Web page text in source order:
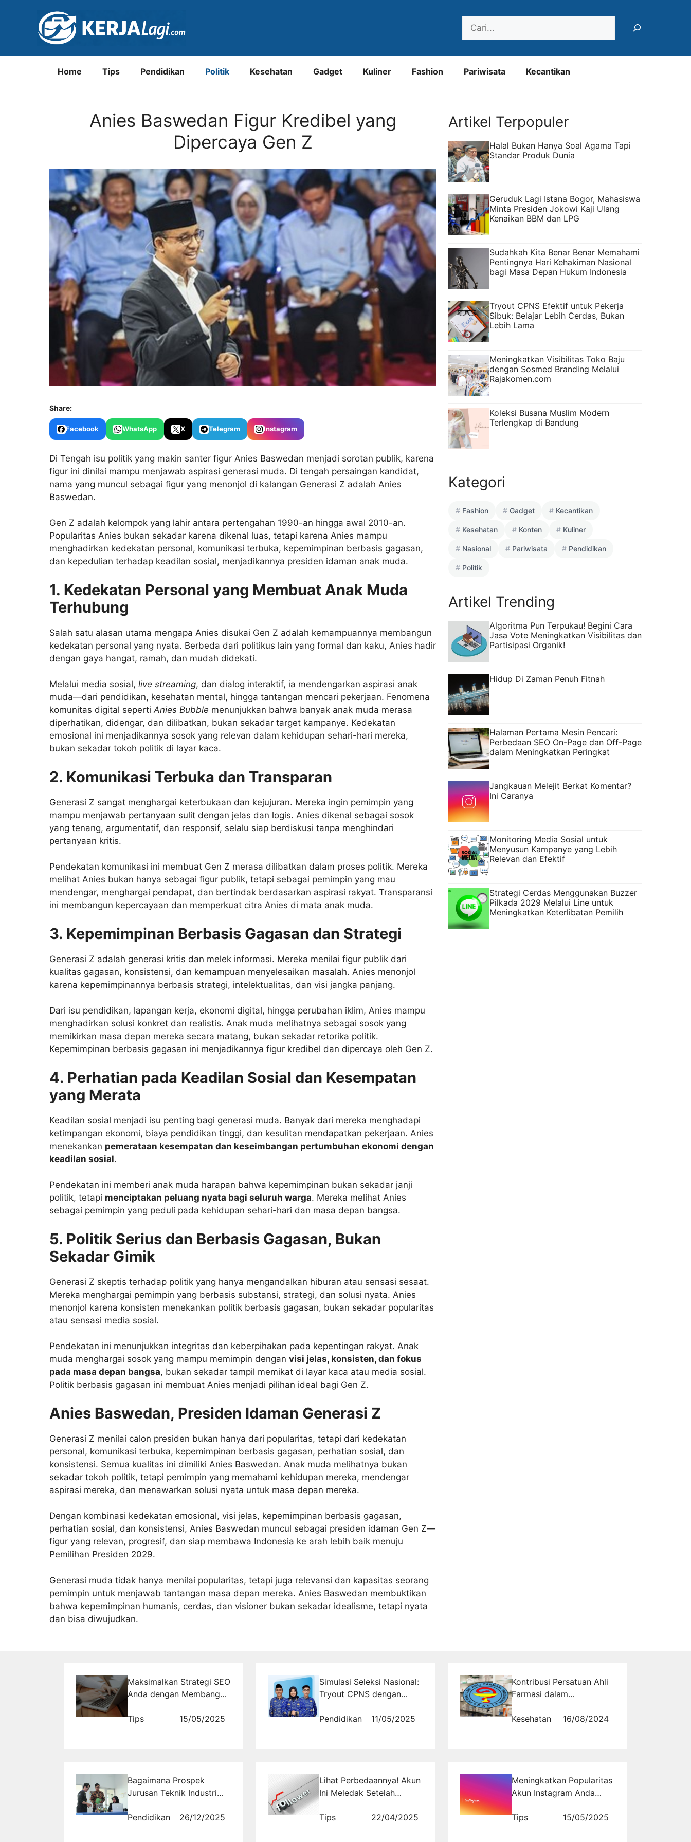
Home Tips Pendidikan Politik Kesehatan Gadget Kuliner Fashion Pariwisata Kecantikan
Anies Baswedan Figur Kredibel yang
Dipercaya Gen Z
Share:
Facebook WhatsApp X Telegram Instagram
Di Tengah isu politik yang makin santer figur Anies Baswedan menjadi sorotan publik, karena
figur ini dinilai mampu menjawab aspirasi generasi muda. Di tengah persaingan kandidat,
nama yang muncul sebagai figur yang menonjol di kalangan Generasi Z adalah Anies
Baswedan.
Gen Z adalah kelompok yang lahir antara pertengahan 1990-an hingga awal 2010-an.
Popularitas Anies bukan sekadar karena dikenal luas, tetapi karena Anies mampu
menghadirkan kedekatan personal, komunikasi terbuka, kepemimpinan berbasis gagasan,
dan kepedulian terhadap keadilan sosial, menjadikannya presiden idaman anak muda.
1. Kedekatan Personal yang Membuat Anak Muda
Terhubung
Salah satu alasan utama mengapa Anies disukai Gen Z adalah kemampuannya membangun
kedekatan personal yang nyata. Berbeda dari politikus lain yang formal dan kaku, Anies hadir
dengan gaya hangat, ramah, dan mudah didekati.
Melalui media sosial, live streaming, dan dialog interaktif, ia mendengarkan aspirasi anak
muda—dari pendidikan, kesehatan mental, hingga tantangan mencari pekerjaan. Fenomena
komunitas digital sepertiAnies Bubble menunjukkan bahwa banyak anak muda merasa
diperhatikan, didengar, dan dilibatkan, bukan sekadar target kampanye. Kedekatan
emosional ini menjadikannya sosok yang relevan dalam kehidupan sehari-hari mereka,
bukan sekadar tokoh politik di layar kaca.
2. Komunikasi Terbuka dan Transparan
Generasi Z sangat menghargai keterbukaan dan kejujuran. Mereka ingin pemimpin yang
mampu menjawab pertanyaan sulit dengan jelas dan logis. Anies dikenal sebagai sosok
yang tenang, argumentatif, dan responsif, selalu siap berdiskusi tanpa menghindari
pertanyaan kritis.
Pendekatan komunikasi ini membuat Gen Z merasa dilibatkan dalam proses politik. Mereka
melihat Anies bukan hanya sebagai figur publik, tetapi sebagai pemimpin yang mau
mendengar, menghargai pendapat, dan bertindak berdasarkan aspirasi rakyat. Transparansi
ini membangun kepercayaan dan memperkuat citra Anies di mata anak muda.
3. Kepemimpinan Berbasis Gagasan dan Strategi
Generasi Z adalah generasi kritis dan melek informasi. Mereka menilai figur publik dari
kualitas gagasan, konsistensi, dan kemampuan menyelesaikan masalah. Anies menonjol
karena kepemimpinannya berbasis strategi, intelektualitas, dan visi jangka panjang.
Dari isu pendidikan, lapangan kerja, ekonomi digital, hingga perubahan iklim, Anies mampu
menghadirkan solusi konkret dan realistis. Anak muda melihatnya sebagai sosok yang
memikirkan masa depan mereka secara matang, bukan sekadar retorika politik.
Kepemimpinan berbasis gagasan ini menjadikannya figur kredibel dan dipercaya oleh Gen Z.
4. Perhatian pada Keadilan Sosial dan Kesempatan
yang Merata
Keadilan sosial menjadi isu penting bagi generasi muda. Banyak dari mereka menghadapi
ketimpangan ekonomi, biaya pendidikan tinggi, dan kesulitan mendapatkan pekerjaan. Anies
menekankan pemerataan kesempatan dan keseimbangan pertumbuhan ekonomi dengan
keadilan sosial.
Pendekatan ini memberi anak muda harapan bahwa kepemimpinan bukan sekadar janji
politik, tetapi menciptakan peluang nyata bagi seluruh warga. Mereka melihat Anies
sebagai pemimpin yang peduli pada kehidupan sehari-hari dan masa depan bangsa.
5. Politik Serius dan Berbasis Gagasan, Bukan
Sekadar Gimik
Generasi Z skeptis terhadap politik yang hanya mengandalkan hiburan atau sensasi sesaat.
Mereka menghargai pemimpin yang berbasis substansi, strategi, dan solusi nyata. Anies
menonjol karena konsisten menekankan politik berbasis gagasan, bukan sekadar popularitas
atau sensasi media sosial.
Pendekatan ini menunjukkan integritas dan keberpihakan pada kepentingan rakyat. Anak
muda menghargai sosok yang mampu memimpin dengan visi jelas, konsisten, dan fokus
pada masa depan bangsa, bukan sekadar tampil memikat di layar kaca atau media sosial.
Politik berbasis gagasan ini membuat Anies menjadi pilihan ideal bagi Gen Z.
Anies Baswedan, Presiden Idaman Generasi Z
Generasi Z menilai calon presiden bukan hanya dari popularitas, tetapi dari kedekatan
personal, komunikasi terbuka, kepemimpinan berbasis gagasan, perhatian sosial, dan
konsistensi. Semua kualitas ini dimiliki Anies Baswedan. Anak muda melihatnya bukan
sekadar tokoh politik, tetapi pemimpin yang memahami kehidupan mereka, mendengar
aspirasi mereka, dan menawarkan solusi nyata untuk masa depan mereka.
Dengan kombinasi kedekatan emosional, visi jelas, kepemimpinan berbasis gagasan,
perhatian sosial, dan konsistensi, Anies Baswedan muncul sebagai presiden idaman Gen Z—
figur yang relevan, progresif, dan siap membawa Indonesia ke arah lebih baik menuju
Pemilihan Presiden 2029.
Generasi muda tidak hanya menilai popularitas, tetapi juga relevansi dan kapasitas seorang
pemimpin untuk menjawab tantangan masa depan mereka. Anies Baswedan membuktikan
bahwa kepemimpinan humanis, cerdas, dan visioner bukan sekadar idealisme, tetapi nyata
dan bisa diwujudkan.
Artikel Terpopuler
Halal Bukan Hanya Soal Agama Tapi
Standar Produk Dunia
Geruduk Lagi Istana Bogor, Mahasiswa
Minta Presiden Jokowi Kaji Ulang
Kenaikan BBM dan LPG
Sudahkah Kita Benar Benar Memahami
Pentingnya Hari Kehakiman Nasional
bagi Masa Depan Hukum Indonesia
Tryout CPNS Efektif untuk Pekerja
Sibuk: Belajar Lebih Cerdas, Bukan
Lebih Lama
Meningkatkan Visibilitas Toko Baju
dengan Sosmed Branding Melalui
Rajakomen.com
Koleksi Busana Muslim Modern
Terlengkap di Bandung
Kategori
Fashion Gadget Kecantikan
Kesehatan Konten Kuliner
Nasional Pariwisata Pendidikan
Politik
Artikel Trending
Algoritma Pun Terpukau! Begini Cara
Jasa Vote Meningkatkan Visibilitas dan
Partisipasi Organik!
Hidup Di Zaman Penuh Fitnah
Halaman Pertama Mesin Pencari:
Perbedaan SEO On-Page dan Off-Page
dalam Meningkatkan Peringkat
Jangkauan Melejit Berkat Komentar?
Ini Caranya
Monitoring Media Sosial untuk
Menyusun Kampanye yang Lebih
Relevan dan Efektif
Strategi Cerdas Menggunakan Buzzer
Pilkada 2029 Melalui Line untuk
Meningkatkan Keterlibatan Pemilih
Maksimalkan Strategi SEO
Anda dengan Membangun
Tips
15/05/2025
Simulasi Seleksi Nasional:
Tryout CPNS dengan
Mirip CAT BKN
Pendidikan 11/05/2025
Kontribusi Persatuan Ahli
Farmasi dalam
Meningkatkan Kesehatan
Lokal
Kesehatan 16/08/2024
Bagaimana Prospek
Jurusan Teknik Industri
Persaingan Kerja Di Era
Pendidikan 26/12/2025
Lihat Perbedaannya! Akun
Ini Meledak Setelah
Follower
Tips 22/04/2025
Meningkatkan Popularitas
Akun Instagram Anda
dengan Jasa Followers
Instagram Tertarget dari
Tips 15/05/2025